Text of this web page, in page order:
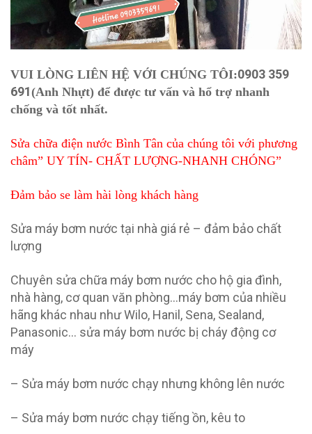
VUI LÒNG LIÊN HỆ VỚI CHÚNG TÔI:0903 359
691(Anh Nhựt) để được tư vấn và hổ trợ nhanh
chống và tốt nhất.
Sửa chữa điện nước Bình Tân của chúng tôi với phương
châm” UY TÍN- CHẤT LƯỢNG-NHANH CHÓNG”
Đảm bảo se làm hài lòng khách hàng
Sửa máy bơm nước tại nhà giá rẻ – đảm bảo chất
lượng
Chuyên sửa chữa máy bơm nước cho hộ gia đình,
nhà hàng, cơ quan văn phòng…máy bơm của nhiều
hãng khác nhau như Wilo, Hanil, Sena, Sealand,
Panasonic… sửa máy bơm nước bị cháy động cơ
máy
– Sửa máy bơm nước chạy nhưng không lên nước
– Sửa máy bơm nước chạy tiếng ồn, kêu to